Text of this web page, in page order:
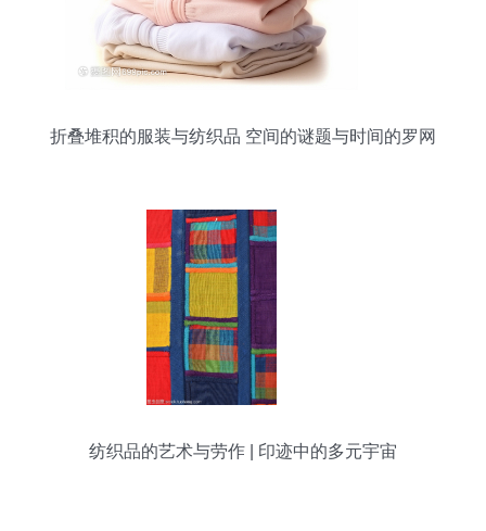
折叠堆积的服装与纺织品 空间的谜题与时间的罗网
纺织品的艺术与劳作 | 印迹中的多元宇宙